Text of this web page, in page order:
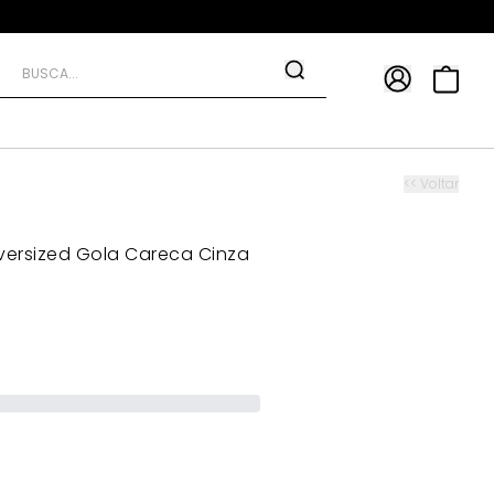
<< Voltar
Gola Careca Cinza